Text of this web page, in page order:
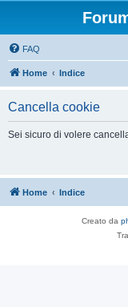
FAQ
Home Indice
Cancella cookie
Sei sicuro di volere
Home Indice
Creato da